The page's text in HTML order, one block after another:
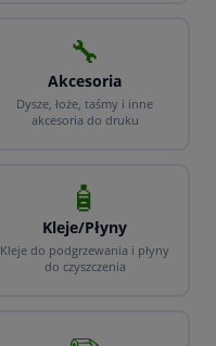
🔧
Akcesoria
Dysze, łoże, taśmy i inne
akcesoria do druku
🧴
Kleje/Płyny
Kleje do podgrzewania i płyny
do czyszczenia